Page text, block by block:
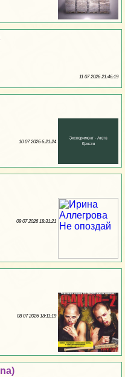
11 07 2026 21:46:19
10 07 2026 6:21:24
09 07 2026 18:31:21
08 07 2026 18:11:19